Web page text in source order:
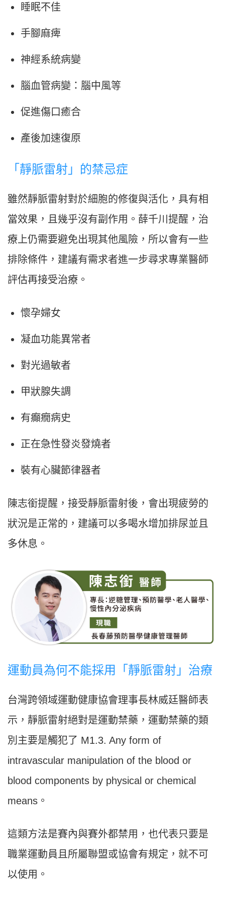
睡眠不佳
手腳麻痺
神經系統病變
腦血管病變：腦中風等
促進傷口癒合
產後加速復原
「靜脈雷射」的禁忌症
雖然靜脈雷射對於細胞的修復與活化，具有相
當效果，且幾乎沒有副作用。薛千川提醒，治
療上仍需要避免出現其他風險，所以會有一些
排除條件，建議有需求者進一步尋求專業醫師
評估再接受治療。
懷孕婦女
凝血功能異常者
對光過敏者
甲狀腺失調
有癲癇病史
正在急性發炎發燒者
裝有心臟節律器者
陳志銜提醒，接受靜脈雷射後，會出現疲勞的
狀況是正常的，建議可以多喝水增加排尿並且
多休息。
運動員為何不能採用「靜脈雷射」治療
台灣跨領域運動健康協會理事長林威廷醫師表
示，靜脈雷射絕對是運動禁藥，運動禁藥的類
別主要是觸犯了 M1.3. Any form of
intravascular manipulation of the blood or
blood components by physical or chemical
means。
這類方法是賽內與賽外都禁用，也代表只要是
職業運動員且所屬聯盟或協會有規定，就不可
以使用。